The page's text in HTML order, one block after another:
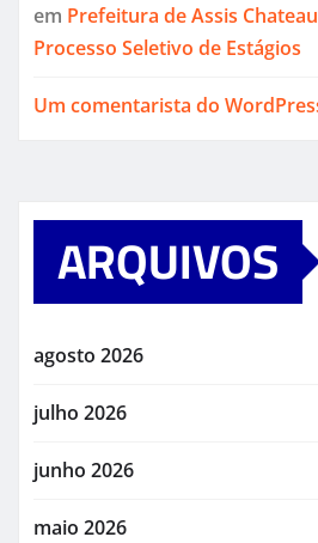
em Prefeitura de Assis
Processo Seletivo de Estágios
Um comentarista do
ARQUIVOS
agosto 2026
julho 2026
junho 2026
maio 2026